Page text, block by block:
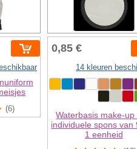
(6)
0,85 €
14 kleuren
Waterbasis make-up
individuele spons van
1 eenheid